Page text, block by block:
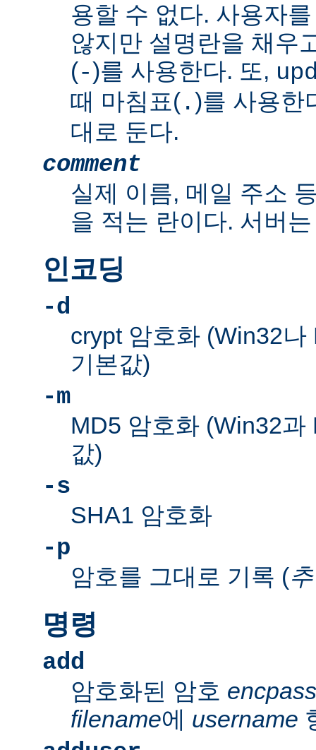
용할 수 없다. 사용자
않지만 설명란을 채우
(-)를 사용한다. 또,
때 마침표( .)를 사용한
대로 둔다.
comment
실제 이름, 메일 주소
을 적는 란이다. 서버
인코딩
-d
crypt 암호화 (Win32
기본값)
-m
MD5 암호화 (Win32
값)
-s
SHA1 암호화
-p
암호를 그대로 기록 (
명령
add
암호화된 암호
filename에 username